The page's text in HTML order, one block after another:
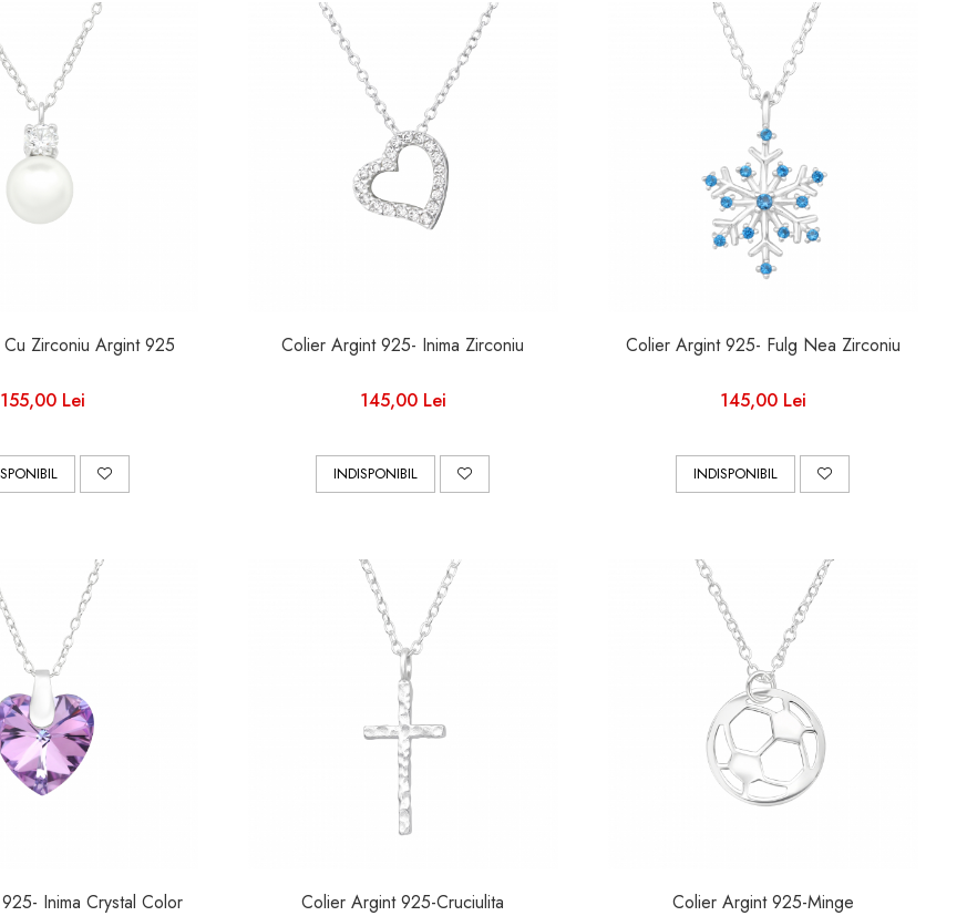
Zirconiu Argint 925
155,00 Lei
Colier Argint 925- Inima Zirconiu
145,00 Lei
INDISPONIBIL
Colier Argint 925- Fulg Nea Zirconiu
145,00 Lei
INDISPONIBIL
Colier Argint 925- Inima Crystal Color Colier Argint 925-Cruciulita Colier Argint 925-Minge